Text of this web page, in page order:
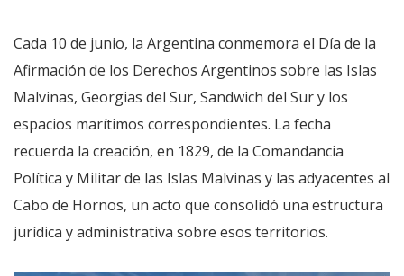
Cada 10 de junio, la Argentina conmemora el Día de la
Afirmación de los Derechos Argentinos sobre las Islas
Malvinas, Georgias del Sur, Sandwich del Sur y los
espacios marítimos correspondientes. La fecha
recuerda la creación, en 1829, de la Comandancia
Política y Militar de las Islas Malvinas y las adyacentes al
Cabo de Hornos, un acto que consolidó una estructura
jurídica y administrativa sobre esos territorios.